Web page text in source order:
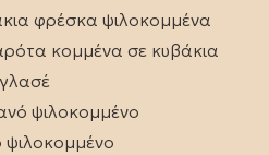
φρέσκα ψιλοκομμένα
κομμένα σε κυβάκια
ψιλοκομμένο